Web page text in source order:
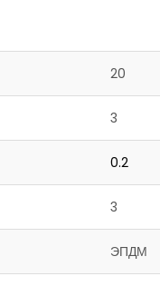
20
3
0.2
3
ЭПДМ